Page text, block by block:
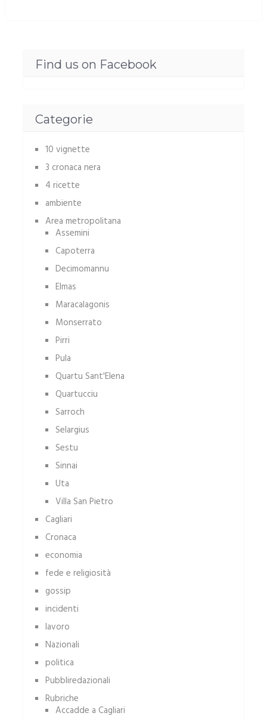
Find us on Facebook
Categorie
10 vignette
3 cronaca nera
4 ricette
ambiente
Area metropolitana
Assemini
Capoterra
Decimomannu
Elmas
Maracalagonis
Monserrato
Pirri
Pula
Quartu Sant'Elena
Quartucciu
Sarroch
Selargius
Sestu
Sinnai
Uta
Villa San Pietro
Cagliari
Cronaca
economia
fede e religiosità
gossip
incidenti
lavoro
Nazionali
politica
Pubbliredazionali
Rubriche
Accadde a Cagliari